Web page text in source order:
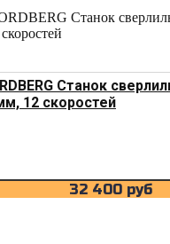
Станок
12 скоростей
32 400 руб